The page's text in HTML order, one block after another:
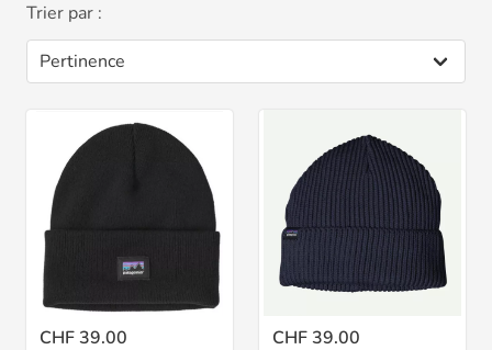
Trier par :
CHF 39.00
CHF 39.00